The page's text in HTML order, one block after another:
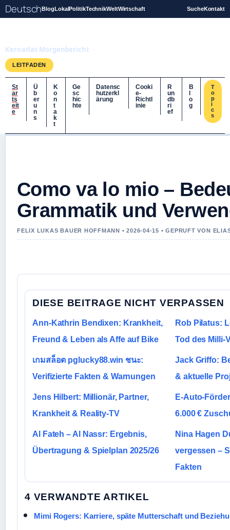
DeutschBlogLokalPolitikTechnikWeltWirtschaft SucheKontakt
Kernatlas Morgenbericht
LEITFADEN
St
ar
ts
eit
e
Ü
b
er
u
n
s
K
o
n
t
a
k
t
Ge
sc
hic
hte
Datensc
hutzerkl
ärung
Cooki
e-
Richtl
inie
R
un
db
ri
ef
B
o
g
T
o
p
i
c
s
Como va lo mio –
Grammatik und
FELIX LUKAS BAUER HOFFMANN • 2026-04-15 • GEPRUFT VON
DIESE BEITRAGE NICHT VERPASSEN
Ann-Kathrin Bendixen: Krankheit,
Freund & Leben als Affe auf Bike
Rob Pilatus:
Tod des Milli-
เกมสล็อต pglucky88.win ชนะ:
Verifizierte Fakten & Warnungen
Jack Griffo:
& aktuelle
Jens Hilbert: Millionär, Partner,
Krankheit & Reality-TV
E-Auto-
6.000 €
Al Fateh – Al Nassr: Ergebnis,
Übertragung & Spielplan 2025/26
Nina Hagen
vergessen –
Fakten
4 VERWANDTE ARTIKEL
Mimi Rogers: Karriere, späte Mutterschaft und